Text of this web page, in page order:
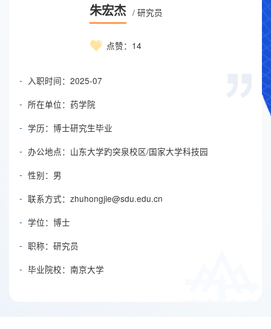
朱宏杰 / 研究员
点赞： 14
- 入职时间：2025-07
- 所在单位：药学院
- 学历：博士研究生毕业
- 办公地点：山东大学趵突泉校区/国家大学科技园
- 性别：男
- 联系方式： zhuhongjie@sdu.edu.cn
- 学位：博士
- 职称：研究员
- 毕业院校：南京大学